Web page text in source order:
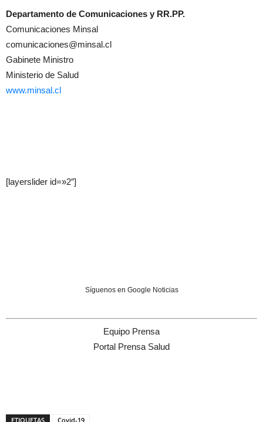
Departamento de Comunicaciones y RR.PP.
Comunicaciones Minsal
comunicaciones@minsal.cl
Gabinete Ministro
Ministerio de Salud
www.minsal.cl
[layerslider id=»2″]
Síguenos en Google Noticias
Equipo Prensa
Portal Prensa Salud
ETIQUETAS Covid-19